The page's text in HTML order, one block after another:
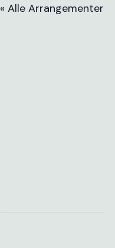
« Alle Arrangementer